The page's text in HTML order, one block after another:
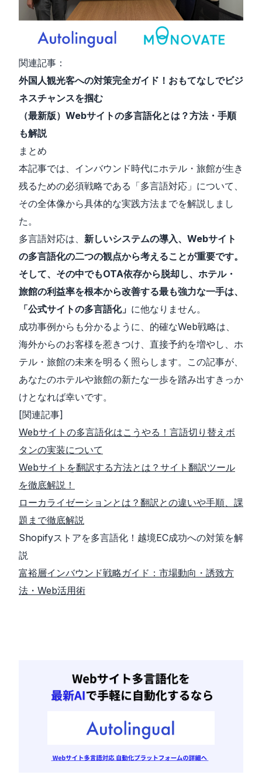
関連記事：
外国人観光客への対策完全ガイド！おもてなしでビジ
ネスチャンスを掴む
（最新版）Webサイトの多言語化とは？方法・手順
も解説
まとめ
本記事では、インバウンド時代にホテル・旅館が生き
残るための必須戦略である「多言語対応」について、
その全体像から具体的な実践方法までを解説しまし
た。
多言語対応は、 新しいシステムの導入、Webサイト
の多言語化の二つの観点から考えることが重要です。
そして、その中でもOTA依存から脱却し、ホテル・
旅館の利益率を根本から改善する最も強力な一手は、
「公式サイトの多言語化」 に他なりません。
成功事例からも分かるように、的確なWeb戦略は、
海外からのお客様を惹きつけ、直接予約を増やし、ホ
テル・旅館の未来を明るく照らします。この記事が、
あなたのホテルや旅館の新たな一歩を踏み出すきっか
けとなれば幸いです。
[関連記事]
Webサイトの多言語化はこうやる！言語切り替えボ
タンの実装について
Webサイトを翻訳する方法とは？サイト翻訳ツール
を徹底解説！
ローカライゼーションとは？翻訳との違いや手順、課
題まで徹底解説
Shopifyストアを多言語化！越境EC成功への対策を解
説
富裕層インバウンド戦略ガイド：市場動向・誘致方
法・Web活用術